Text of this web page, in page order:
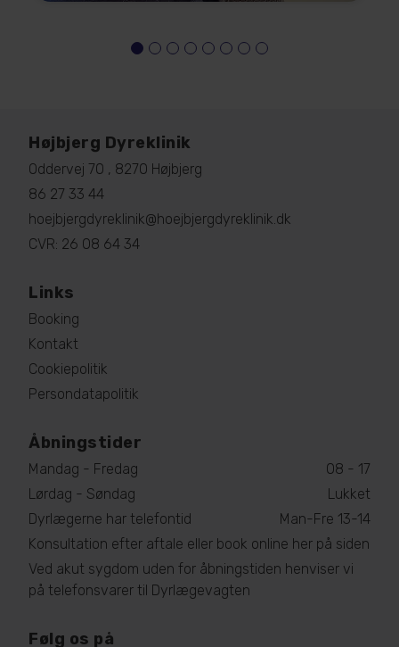
Højbjerg Dyreklinik
Oddervej 70 , 8270 Højbjerg
86 27 33 44
hoejbjergdyreklinik@hoejbjergdyreklinik.dk
CVR: 26 08 64 34
Links
Booking
Kontakt
Cookiepolitik
Persondatapolitik
Åbningstider
Mandag - Fredag
08 - 17
Lørdag - Søndag
Lukket
Dyrlægerne har telefontid
Man-Fre 13-14
Konsultation efter aftale eller book online her på siden
Ved akut sygdom uden for åbningstiden henviser vi
på telefonsvarer til Dyrlægevagten
Følg os på